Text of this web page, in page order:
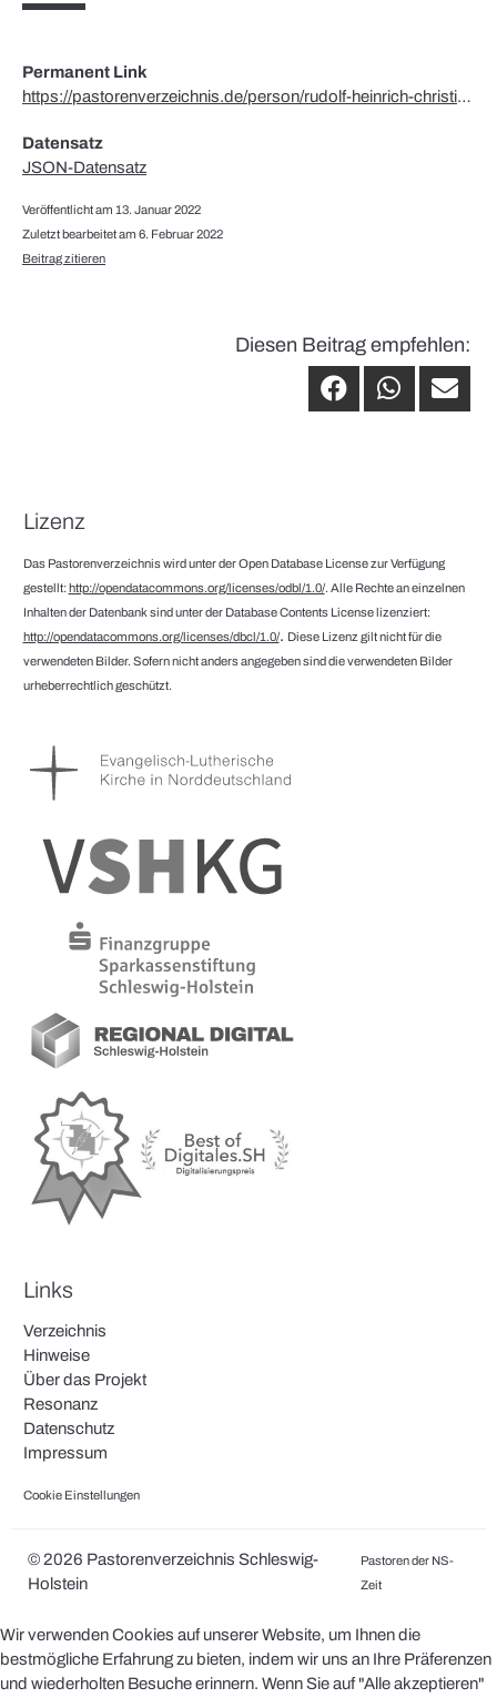
Permanent Link
https://pastorenverzeichnis.de/person/rudolf-heinrich-christian-schrodter/
Datensatz
JSON-Datensatz
Veröffentlicht am 13. Januar 2022
Zuletzt bearbeitet am 6. Februar 2022
Beitrag zitieren
Diesen Beitrag empfehlen:
Lizenz
Das Pastorenverzeichnis wird unter der Open Database License zur Verfügung
gestellt:http://opendatacommons.org/licenses/odbl/1.0/. Alle Rechte an einzelnen
Inhalten der Datenbank sind unter der Database Contents License lizenziert:
http://opendatacommons.org/licenses/dbcl/1.0/. Diese Lizenz gilt nicht für die
verwendeten Bilder. Sofern nicht anders angegeben sind die verwendeten Bilder
urheberrechtlich geschützt.
Links
Verzeichnis
Hinweise
Über das Projekt
Resonanz
Datenschutz
Impressum
Cookie Einstellungen
© 2026 Pastorenverzeichnis Schleswig-
Holstein
Pastoren der NS-
Zeit
Wir verwenden Cookies auf unserer Website, um Ihnen die
bestmögliche Erfahrung zu bieten, indem wir uns an Ihre Präferenzen
und wiederholten Besuche erinnern. Wenn Sie auf "Alle akzeptieren"